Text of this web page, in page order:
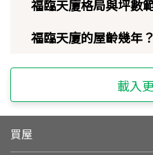
福臨天廈格局與坪數
福臨天廈的屋齡幾年？
載入
買屋